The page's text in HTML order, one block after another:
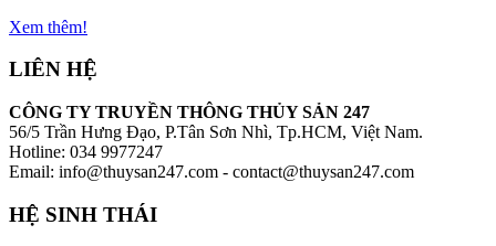
Xem thêm!
LIÊN HỆ
CÔNG TY TRUYỀN THÔNG THỦY SẢN 247
56/5 Trần Hưng Đạo, P.Tân Sơn Nhì, Tp.HCM, Việt Nam.
Hotline: 034 9977247
Email: info@thuysan247.com - contact@thuysan247.com
HỆ SINH THÁI